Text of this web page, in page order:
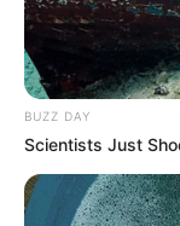
BUZZ DAY
Scientists Just